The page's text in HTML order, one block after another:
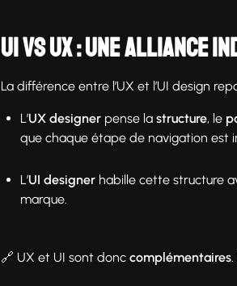
UI vs UX : une alliance
La différence entre l’UX et l’UI design
L’UX designer pense la structure, le
que chaque étape de navigation est
L’UI designer habille cette structure
marque.
🔗 UX et UI sont donc complémentaires